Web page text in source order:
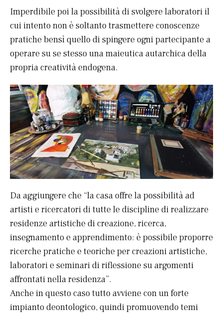
Imperdibile poi la possibilità di svolgere laboratori il
cui intento non è soltanto trasmettere conoscenze
pratiche bensì quello di spingere ogni partecipante a
operare su se stesso una maieutica autarchica della
propria creatività endogena.
Da aggiungere che “la casa offre la possibilità ad
artisti e ricercatori di tutte le discipline di realizzare
residenze artistiche di creazione, ricerca,
insegnamento e apprendimento: è possibile proporre
ricerche pratiche e teoriche per creazioni artistiche,
laboratori e seminari di riflessione su argomenti
affrontati nella residenza”.
Anche in questo caso tutto avviene con un forte
impianto deontologico, quindi promuovendo temi